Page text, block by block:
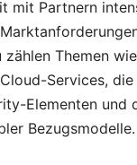
mit Partnern
zählen Themen
Services,
Elementen und
Bezugsmodelle.